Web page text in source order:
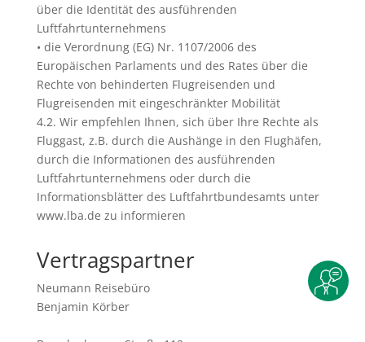
über die Identität des ausführenden
Luftfahrtunternehmens
• die Verordnung (EG) Nr. 1107/2006 des
Europäischen Parlaments und des Rates über die
Rechte von behinderten Flugreisenden und
Flugreisenden mit eingeschränkter Mobilität
4.2. Wir empfehlen Ihnen, sich über Ihre Rechte als
Fluggast, z.B. durch die Aushänge in den Flughäfen,
durch die Informationen des ausführenden
Luftfahrtunternehmens oder durch die
Informationsblätter des Luftfahrtbundesamts unter
www.lba.de zu informieren
Vertragspartner
Neumann Reisebüro
Benjamin Körber